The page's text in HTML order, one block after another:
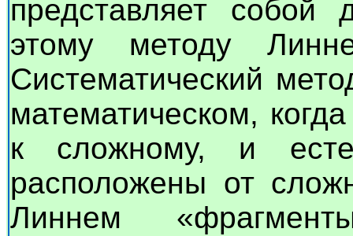
представляет собой
этому методу
Систематический
математическом,
к сложному, и
расположены от
Линнем